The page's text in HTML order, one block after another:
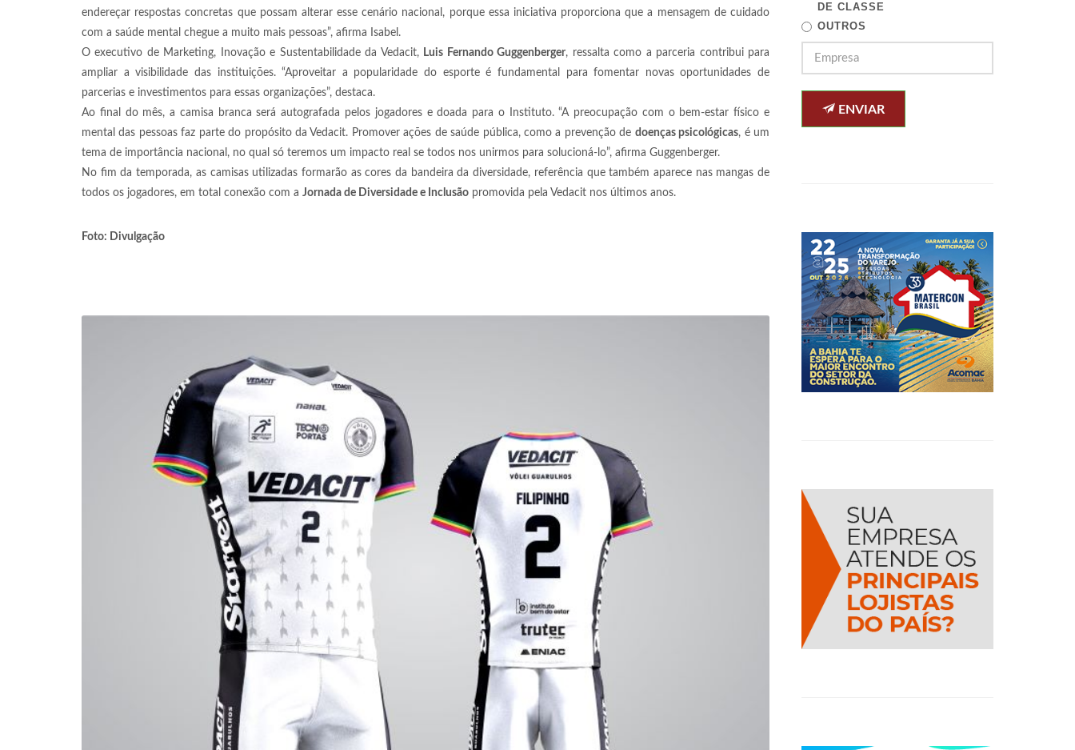
endereçar respostas concretas que possam alterar esse cenário nacional, porque essa iniciativa proporciona que a mensagem de cuidado
com a saúde mental chegue a muito mais pessoas”, afirma Isabel.
O executivo de Marketing, Inovação e Sustentabilidade da Vedacit, Luis Fernando Guggenberger, ressalta como a parceria contribui para
ampliar a visibilidade das instituições. “Aproveitar a popularidade do esporte é fundamental para fomentar novas oportunidades de
parcerias e investimentos para essas organizações”, destaca.
Ao final do mês, a camisa branca será autografada pelos jogadores e doada para o Instituto. “A preocupação com o bem-estar físico e
mental das pessoas faz parte do propósito da Vedacit. Promover ações de saúde pública, como a prevenção de doenças psicológicas, é um
tema de importância nacional, no qual só teremos um impacto real se todos nos unirmos para solucioná-lo”, afirma Guggenberger.
No fim da temporada, as camisas utilizadas formarão as cores da bandeira da diversidade, referência que também aparece nas mangas de
todos os jogadores, em total conexão com a Jornada de Diversidade e Inclusão promovida pela Vedacit nos últimos anos.
Foto: Divulgação
DE CLASSE
OUTROS
ENVIAR